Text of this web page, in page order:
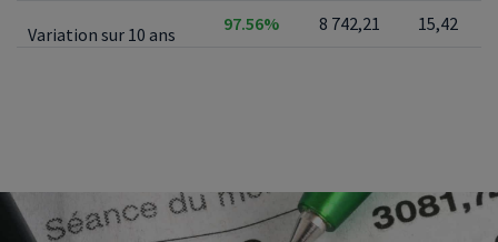
Variation sur 10 ans 97.56% 8 742,21 15,42